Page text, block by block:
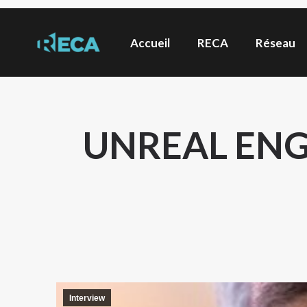
Accueil RECA Réseau
UNREAL
Interview